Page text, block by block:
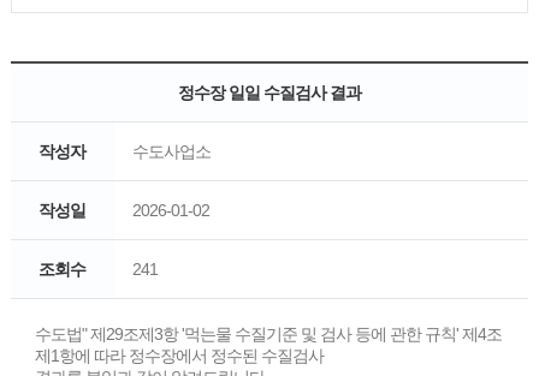
정수장 일일 수질검사 결과
작성자 수도사업소
작성일 2026-01-02
조회수 241
수도법" 제29조제3항 '먹는물 수질기준 및 검사 등에 관한 규칙' 제4조
제1항에 따라 정수장에서 정수된 수질검사